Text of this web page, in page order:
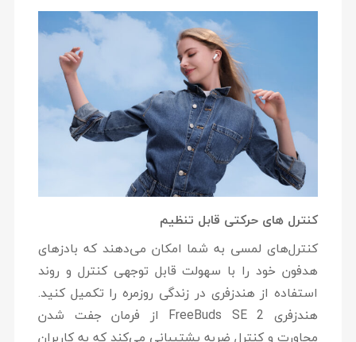
کنترل های حرکتی قابل تنظیم
کنترل‌های لمسی به شما امکان می‌دهند که بادزهای
هدفون خود را با سهولت قابل توجهی کنترل و روند
استفاده از هندزفری در زندگی روزمره را تکمیل کنید.
هندزفری FreeBuds SE 2 از فرمان جفت شدن
مجاورت و کنترل ضربه پشتیبانی می‌کند که به کاربران